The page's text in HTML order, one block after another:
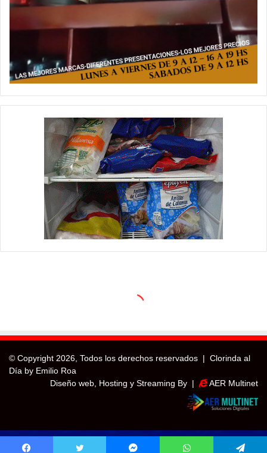
© Copyright 2026, Todos los derechos reservados | Clorinda al
Día by Emilio Roa
Diseño web, Hosting y Streaming By |
AER Multinet